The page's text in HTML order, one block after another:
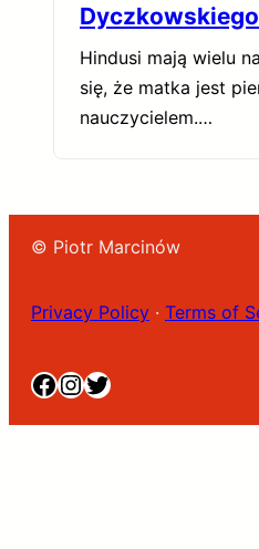
Dyczkowskiego
Hindusi mają wielu
się, że matka jest
nauczycielem.…
© Piotr Marcinów
Privacy Policy · Terms of
Facebook
Instagram
Twitter